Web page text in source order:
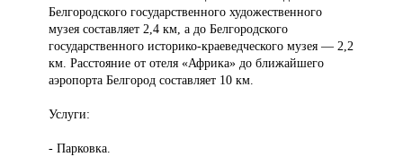
Белгородского государственного художественного
музея составляет 2,4 км, а до Белгородского
государственного историко-краеведческого музея — 2,2
км. Расстояние от отеля «Африка» до ближайшего
аэропорта Белгород составляет 10 км.
Услуги:
- Парковка.